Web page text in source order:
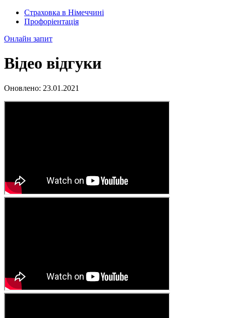
Страховка в Німеччині
Профоріентація
Онлайн запит
Відео відгуки
Оновлено: 23.01.2021